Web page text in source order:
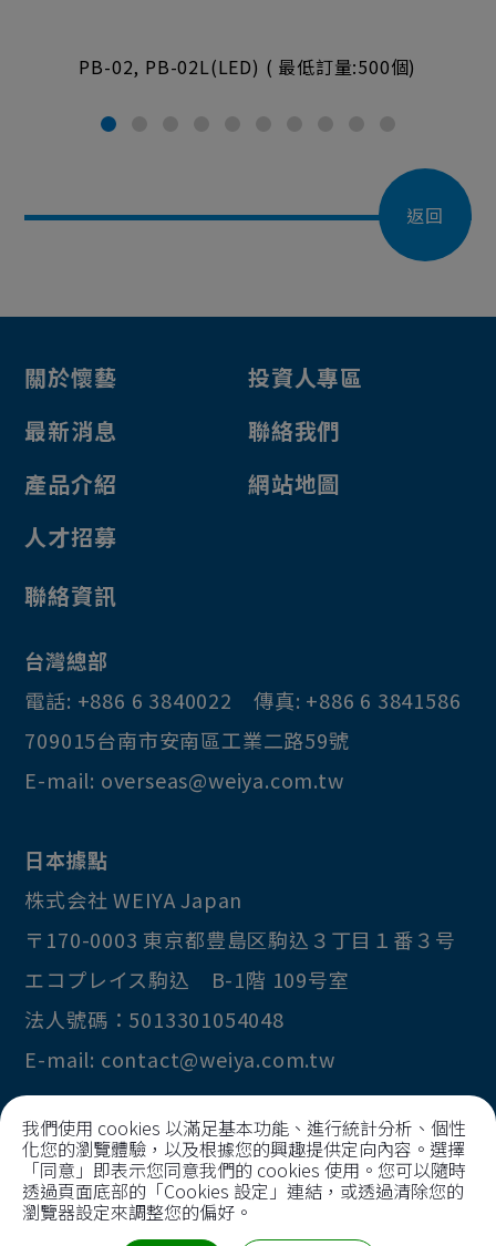
PB-02, PB-02L(LED) ( 最低訂量:500個)
返回
關於懷藝
最新消息
產品介紹
人才招募
投資人專區
聯絡我們
網站地圖
聯絡資訊
台灣總部
電話: +886 6 3840022 傳真: +886 6 3841586
709015台南市安南區工業二路59號
E-mail: overseas@weiya.com.tw
日本據點
株式会社 WEIYA Japan
〒170-0003 東京都豊島区駒込３丁目１番３号
エコプレイス駒込 B-1階 109号室
法人號碼：5013301054048
E-mail: contact@weiya.com.tw
Copyright © 2026Huai I Precision Technology
Co., Ltd
All Rights Reserved.
我們使用 cookies 以滿足基本功能、進行統計分析、個性
化您的瀏覽體驗，以及根據您的興趣提供定向內容。選擇
「同意」即表示您同意我們的 cookies 使用。您可以隨時
透過頁面底部的「Cookies 設定」連結，或透過清除您的
瀏覽器設定來調整您的偏好。